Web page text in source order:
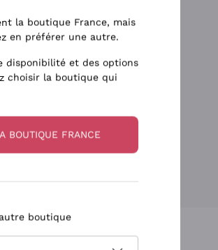
la boutique France, mais
en préférer une autre.
disponibilité et des options
choisir la boutique qui
BOUTIQUE FRANCE
boutique